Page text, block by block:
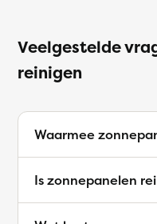
Veelgestelde
reinigen
Waarmee
Is zonnepanelen